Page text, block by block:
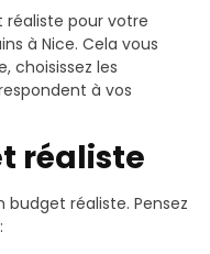
pour votre
à Nice. Cela vous
choisissez les
à vos
réaliste
réaliste. Pensez